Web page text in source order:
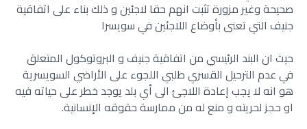
‏صحيحة وغير مزورة تثبت انهم حقا لاجئين و ذلك بناء على اتفاقية
‏جنيف التي تعنى بأوضاع اللاجئين في سويسرا
حيث ان البند الرئيسي من اتفاقية جنيف و البروتوكول المتعلق
في ‏عدم الترحيل القسري طلبي اللجوء على الأراضي السويسرية
هو انه ‏لا يجب إعادة اللاجئ الى أي بلد يوجد خطر على حياته فيه
او حجز ‏لحريته و منع له من ممارسة حقوقه الإنسانية.